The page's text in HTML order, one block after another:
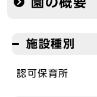
施設種別
認可保育所